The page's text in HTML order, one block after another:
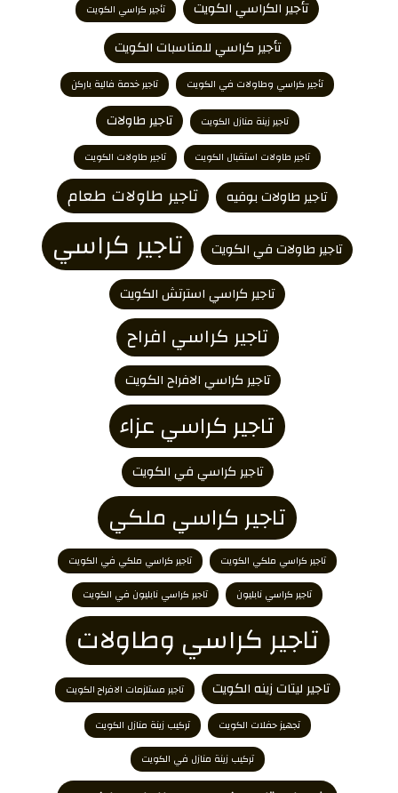
تأجير الكراسي الكويت تأجير كراسي الكويت
تأجير كراسي للمناسبات الكويت
تأجير كراسي وطاولات في الكويت تاجير خدمة فالية باركن
تاجير زينة منازل الكويت تاجير طاولات
تاجير طاولات استقبال الكويت تاجير طاولات الكويت
تاجير طاولات بوفيه تاجير طاولات طعام
تاجير طاولات في الكويت تاجير كراسي
تاجير كراسي استرتش الكويت
تاجير كراسي افراح
تاجير كراسي الافراح الكويت
تاجير كراسي عزاء
تاجير كراسي في الكويت
تاجير كراسي ملكي
تاجير كراسي ملكي الكويت
تاجير كراسي ملكي في الكويت
تاجير كراسي نابليون
تاجير كراسي نابليون في الكويت
تاجير كراسي وطاولات
تاجير ليتات زينه الكويت
تاجير مستلزمات الافراح الكويت
تجهيز حفلات الكويت
تركيب زينة منازل الكويت
تركيب زينة منازل في الكويت